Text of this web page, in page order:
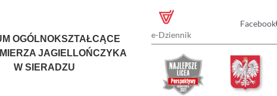
OGÓLNOKSZTAŁCĄCE
JAGIELLOŃCZYKA
W SIERADZU
e-Dziennik
Facebook